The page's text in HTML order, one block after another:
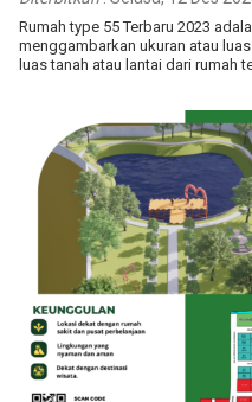
Rumah type 55 Terbaru 2023
menggambarkan ukuran atau
luas tanah atau lantai dari rumah